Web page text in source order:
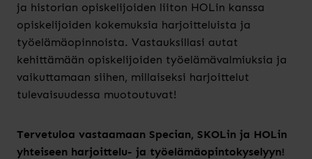
ja historian opiskelijoiden liiton HOLin kanssa
opiskelijoiden kokemuksia harjoitteluista ja
työelämäopinnoista. Vastauksillasi autat
kehittämään opiskelijoiden työelämävalmiuksia ja
vaikuttamaan siihen, millaiseksi harjoittelut
tulevaisuudessa muotoutuvat!
Tervetuloa vastaamaan Specian, SKOLin ja HOLin
yhteiseen harjoittelu- ja työelämäopintokyselyyn!